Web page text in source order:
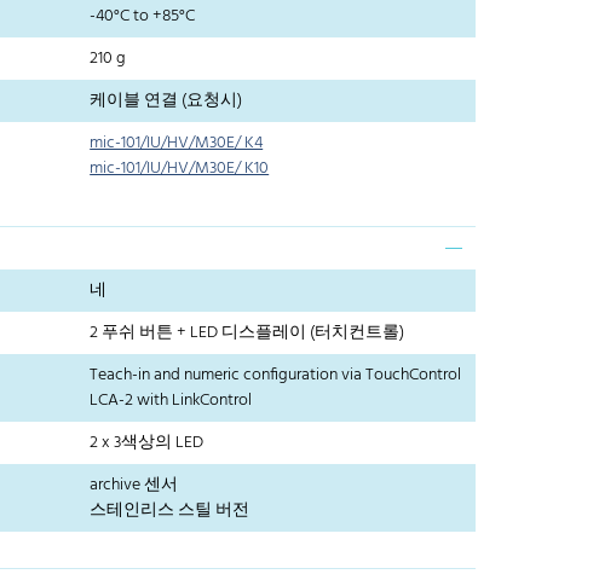
-40°C to +85°C
210 g
케이블 연결 (요청시)
mic-101/IU/HV/M30E/ K4
mic-101/IU/HV/M30E/ K10
네
2 푸쉬 버튼 + LED 디스플레이 (터치컨트롤)
Teach-in and numeric configuration via TouchControl
LCA-2 with LinkControl
2 x 3색상의 LED
archive 센서
스테인리스 스틸 버전